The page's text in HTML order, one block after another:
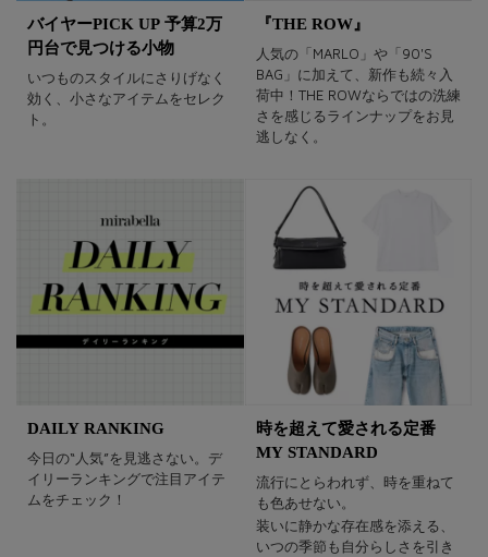
バイヤーPICK UP 予算2万
円台で見つける小物
いつものスタイルにさりげなく
効く、小さなアイテムをセレク
ト。
『THE ROW』
人気の「MARLO」や「90'S
BAG」に加えて、新作も続々入
荷中！THE ROWならではの洗練
さを感じるラインナップをお見
逃しなく。
DAILY RANKING
今日の“人気”を見逃さない。デ
イリーランキングで注目アイテ
ムをチェック！
時を超えて愛される定番
MY STANDARD
流行にとらわれず、時を重ねて
も色あせない。
装いに静かな存在感を添える、
いつの季節も自分らしさを引き